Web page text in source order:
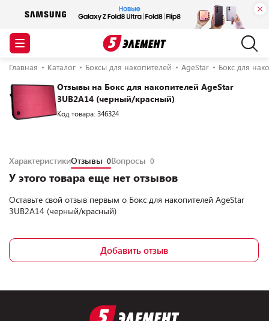
Главная Каталог Боксы для накопителей AgeStar Бокс для
Отзывы на Бокс для накопителей AgeStar
3UB2A14 (черный/красный)
Код товара: 346324
ХарактеристикиОтзывы 0Вопросы 0
У этого товара еще нет отзывов
Оставьте свой отзыв первым о Бокс для накопителей AgeStar
3UB2A14 (черный/красный)
Добавить отзыв